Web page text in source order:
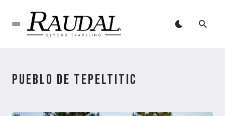
PUEBLO DE TEPELTITIC